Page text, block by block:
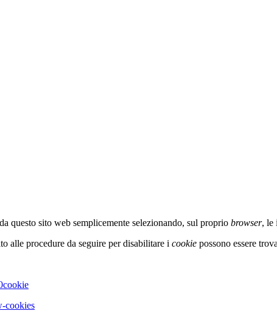
questo sito web semplicemente selezionando, sul proprio browser, le
alle procedure da seguire per disabilitare i cookie possono essere
cookies